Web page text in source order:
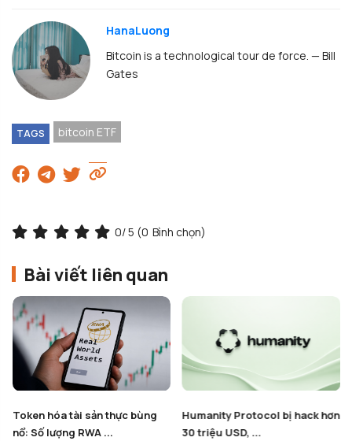
HanaLuong
Bitcoin is a technological tour de force. — Bill
Gates
TAGS bitcoin ETF
0/ 5 (0 Bình chọn)
Bài viết liên quan
Humanity Protocol bị hack hơn
30 triệu USD, ...
HTX của Justin Sun gỡ bỏ
Stablecoin USD1 của ...